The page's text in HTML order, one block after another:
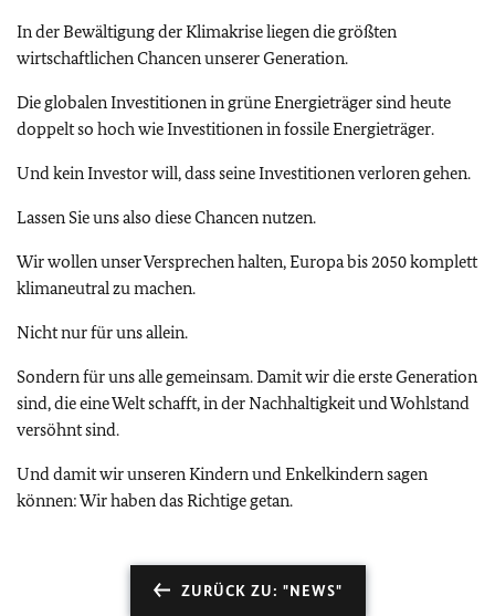
In der Bewältigung der Klimakrise liegen die größten
wirtschaftlichen Chancen unserer Generation.
Die globalen Investitionen in grüne Energieträger sind heute
doppelt so hoch wie Investitionen in fossile Energieträger.
Und kein Investor will, dass seine Investitionen verloren gehen.
Lassen Sie uns also diese Chancen nutzen.
Wir wollen unser Versprechen halten, Europa bis 2050 komplett
klimaneutral zu machen.
Nicht nur für uns allein.
Sondern für uns alle gemeinsam. Damit wir die erste Generation
sind, die eine Welt schafft, in der Nachhaltigkeit und Wohlstand
versöhnt sind.
Und damit wir unseren Kindern und Enkelkindern sagen
können: Wir haben das Richtige getan.
ZURÜCK ZU: "NEWS"